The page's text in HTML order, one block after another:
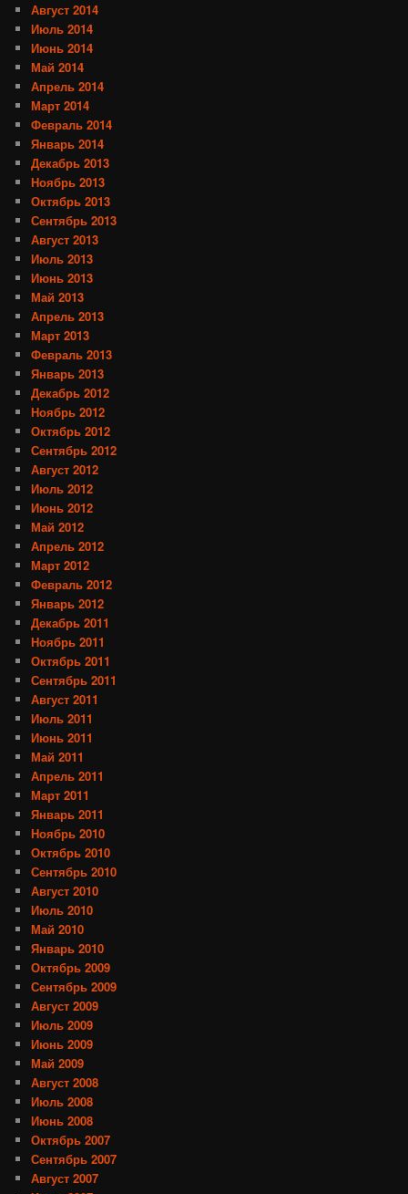
Август 2014
Июль 2014
Июнь 2014
Май 2014
Апрель 2014
Март 2014
Февраль 2014
Январь 2014
Декабрь 2013
Ноябрь 2013
Октябрь 2013
Сентябрь 2013
Август 2013
Июль 2013
Июнь 2013
Май 2013
Апрель 2013
Март 2013
Февраль 2013
Январь 2013
Декабрь 2012
Ноябрь 2012
Октябрь 2012
Сентябрь 2012
Август 2012
Июль 2012
Июнь 2012
Май 2012
Апрель 2012
Март 2012
Февраль 2012
Январь 2012
Декабрь 2011
Ноябрь 2011
Октябрь 2011
Сентябрь 2011
Август 2011
Июль 2011
Июнь 2011
Май 2011
Апрель 2011
Март 2011
Январь 2011
Ноябрь 2010
Октябрь 2010
Сентябрь 2010
Август 2010
Июль 2010
Май 2010
Январь 2010
Октябрь 2009
Сентябрь 2009
Август 2009
Июль 2009
Июнь 2009
Май 2009
Август 2008
Июль 2008
Июнь 2008
Октябрь 2007
Сентябрь 2007
Август 2007